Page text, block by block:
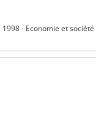
- Economie et